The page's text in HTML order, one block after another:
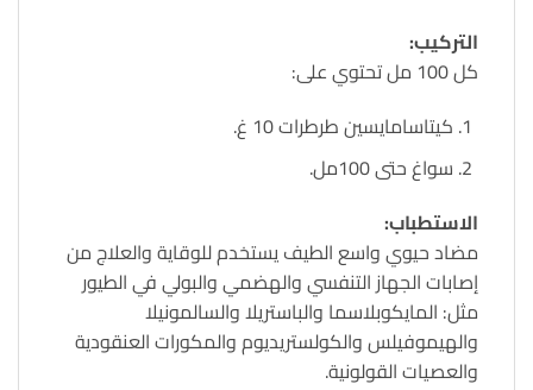
التركيب:
كل 100 مل تحتوي على:
كيتاسامايسين طرطرات 10 غ.
سواغ حتى 100مل.
الاستطباب:
مضاد حيوي واسع الطيف يستخدم للوقاية والعلاج من
إصابات الجهاز التنفسي والهضمي والبولي في الطيور
مثل: المايكوبلاسما والباستريلا والسالمونيلا
والهيموفيلس والكولستريديوم والمكورات العنقودية
والعصيات القولونية.